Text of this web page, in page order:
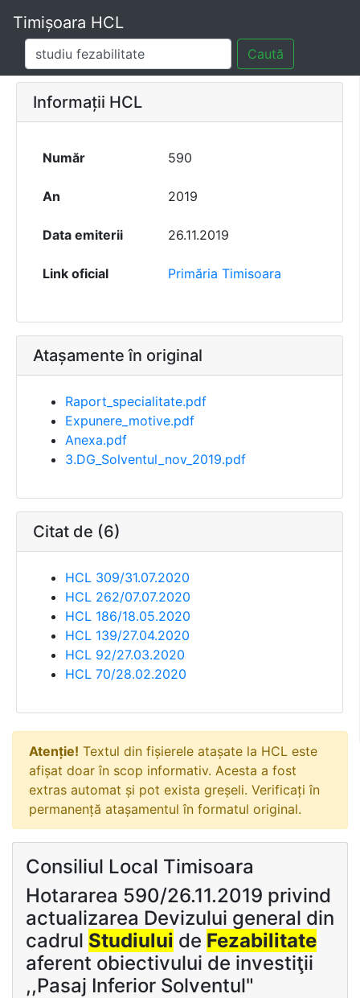
Timișoara HCL
Caută
Informații HCL
Număr 590
An 2019
Data emiterii 26.11.2019
Link oficial Primăria Timisoara
Atașamente în original
Raport_specialitate.pdf
Expunere_motive.pdf
Anexa.pdf
3.DG_Solventul_nov_2019.pdf
Citat de (6)
HCL 309/31.07.2020
HCL 262/07.07.2020
HCL 186/18.05.2020
HCL 139/27.04.2020
HCL 92/27.03.2020
HCL 70/28.02.2020
Atenție! Textul din fișierele atașate la HCL este
afișat doar în scop informativ. Acesta a fost
extras automat și pot exista greșeli. Verificați în
permanență atașamentul în formatul original.
Consiliul Local Timisoara
Hotararea 590/26.11.2019 privind
actualizarea Devizului general din
cadrul Studiului de Fezabilitate
aferent obiectivului de investiţii
,,Pasaj Inferior Solventul"